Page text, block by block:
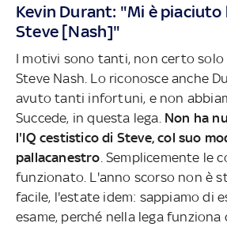
Kevin Durant: "Mi è piaciuto
Steve [Nash]"
I motivi sono tanti, non certo
Steve Nash. Lo riconosce anche
avuto tanti infortuni, e non
Succede, in questa lega. Non ha
l'IQ cestistico di Steve, col suo
pallacanestro . Semplicemente le
funzionato. L'anno scorso non è
facile, l'estate idem: sappiamo di
esame, perché nella lega funziona